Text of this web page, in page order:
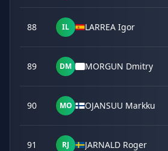
88 IL LARREA Igor
89 DM MORGUN Dmitry
90 MO OJANSUU Markku
91 RJ JARNALD Roger